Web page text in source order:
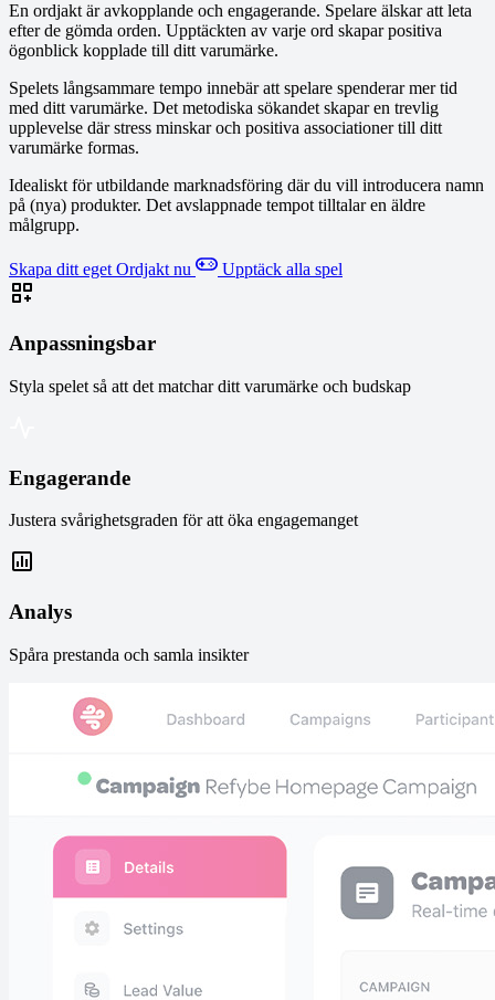
En ordjakt är avkopplande och engagerande. Spelare älskar att leta
efter de gömda orden. Upptäckten av varje ord skapar positiva
ögonblick kopplade till ditt varumärke.
Spelets långsammare tempo innebär att spelare spenderar mer tid
med ditt varumärke. Det metodiska sökandet skapar en trevlig
upplevelse där stress minskar och positiva associationer till ditt
varumärke formas.
Idealiskt för utbildande marknadsföring där du vill introducera namn
på (nya) produkter. Det avslappnade tempot tilltalar en äldre
målgrupp.
Skapa ditt eget Ordjakt nu Upptäck alla spel
Anpassningsbar
Styla spelet så att det matchar ditt varumärke och budskap
Engagerande
Justera svårighetsgraden för att öka engagemanget
Analys
Spåra prestanda och samla insikter